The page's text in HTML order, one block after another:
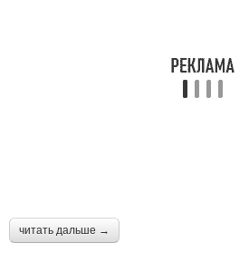
Поделки для младших
читать дальше →